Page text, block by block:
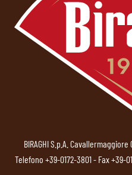
BIRAGHI S.p.A. Cavallermaggiore
Telefono +39-0172-3801- Fax +39-